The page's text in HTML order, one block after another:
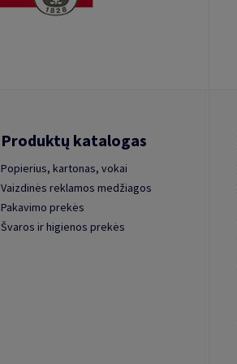
Produktų katalogas
Popierius, kartonas, vokai
Vaizdinės reklamos medžiagos
Pakavimo prekės
Švaros ir higienos prekės